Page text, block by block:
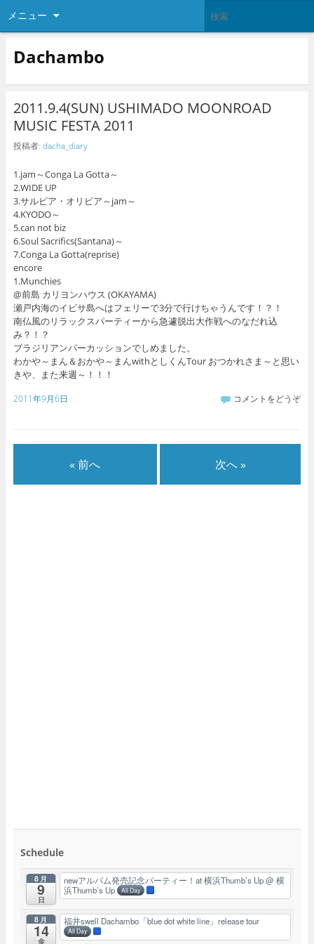
メニュー
Dachambo
2011.9.4(SUN) USHIMADO MOONROAD
MUSIC FESTA 2011
投稿者: dacha_diary
1.jam～Conga La Gotta～
2.WIDE UP
3.サルビア・オリビア～jam～
4.KYODO～
5.can not biz
6.Soul Sacrifics(Santana)～
7.Conga La Gotta(reprise)
encore
1.Munchies
@前島 カリヨンハウス (OKAYAMA)
瀬戸内海のイビサ島へはフェリーで3分で行けちゃうんです！？！
南仏風のリラックスパーティーから急遽脱出大作戦へのなだれ込
み？！？
ブラジリアンパーカッションでしめました。
わかや～まん＆おかや～まんwithとしくんTour おつかれさま～と思い
きや、また来週～！！！
2011年9月6日 コメントをどうぞ
« 前へ 次へ »
Schedule
8月
9
日
newアルバム発売記念パーティー！at 横浜Thumb’s Up@ 横
浜Thumb’s Up
All Day
8月
14
金
福井swell Dachambo「blue dot white line」release tour
All Day